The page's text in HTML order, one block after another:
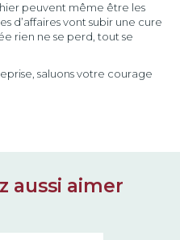
peuvent même être les
d’affaires vont subir une cure
rien ne se perd, tout se
saluons votre courage
aussi aimer